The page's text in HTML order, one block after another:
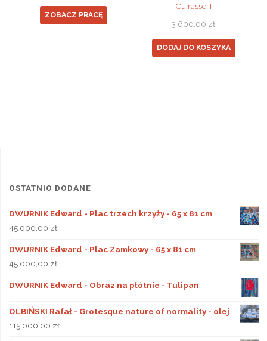
ZOBACZ PRACĘ
Cuirasse II
3 600,00 zł
DODAJ DO KOSZYKA
OSTATNIO DODANE
DWURNIK Edward - Plac trzech krzyży - 65 x 81 cm
45 000,00 zł
DWURNIK Edward - Plac Zamkowy - 65 x 81 cm
45 000,00 zł
DWURNIK Edward - Obraz na płótnie - Tulipan
OLBIŃSKI Rafał - Grotesque nature of normality - olej
115 000,00 zł